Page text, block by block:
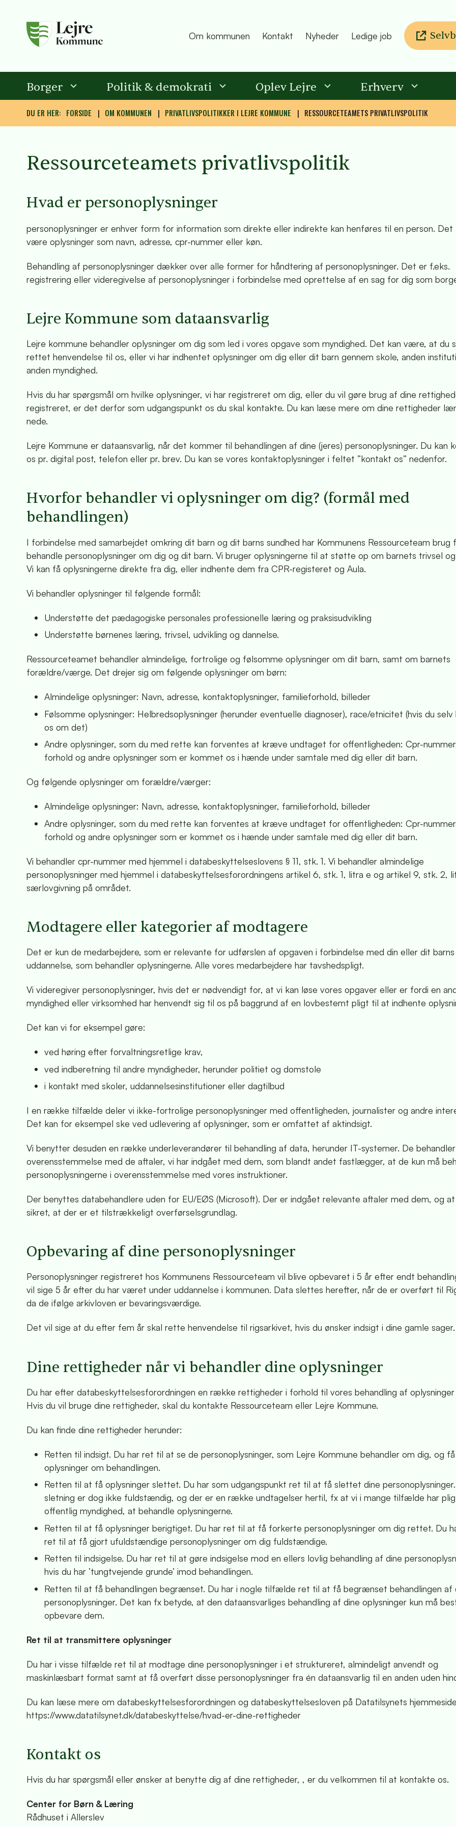
Om kommunen Kontakt Nyheder Ledige job
Borger Politik & demokrati Oplev Lejre Erhverv
DU ER HER: FORSIDE OM KOMMUNEN PRIVATLIVSPOLITIKKER I LEJRE KOMMUNE RESSOURCETEAMETS PRIVATLIVSPOLITIK
Ressourceteamets privatlivspolitik
Hvad er personoplysninger
personoplysninger er enhver form for information som direkte eller indirekte kan henføres til en person. Det
være oplysninger som navn, adresse, cpr-nummer eller køn.
Behandling af personoplysninger dækker over alle former for håndtering af personoplysninger. Det er f.eks.
registrering eller videregivelse af personoplysninger i forbindelse med oprettelse af en sag for dig som
Lejre Kommune som dataansvarlig
Lejre kommune behandler oplysninger om dig som led i vores opgave som myndighed. Det kan være, at du
rettet henvendelse til os, eller vi har indhentet oplysninger om dig eller dit barn gennem skole, anden
anden myndighed.
Hvis du har spørgsmål om hvilke oplysninger, vi har registreret om dig, eller du vil gøre brug af dine
registreret, er det derfor som udgangspunkt os du skal kontakte. Du kan læse mere om dine rettigheder
nede.
Lejre Kommune er dataansvarlig, når det kommer til behandlingen af dine (jeres) personoplysninger. Du kan
os pr. digital post, telefon eller pr. brev. Du kan se vores kontaktoplysninger i feltet ”kontakt os” nedenfor.
Hvorfor behandler vi oplysninger om dig? (formål med
behandlingen)
I forbindelse med samarbejdet omkring dit barn og dit barns sundhed har Kommunens Ressourceteam brug
behandle personoplysninger om dig og dit barn. Vi bruger oplysningerne til at støtte op om barnets trivsel
Vi kan få oplysningerne direkte fra dig, eller indhente dem fra CPR-registeret og Aula.
Vi behandler oplysninger til følgende formål:
Understøtte det pædagogiske personales professionelle læring og praksisudvikling
Understøtte børnenes læring, trivsel, udvikling og dannelse.
Ressourceteamet behandler almindelige, fortrolige og følsomme oplysninger om dit barn, samt om barnets
forældre/værge. Det drejer sig om følgende oplysninger om børn:
Almindelige oplysninger: Navn, adresse, kontaktoplysninger, familieforhold, billeder
Følsomme oplysninger: Helbredsoplysninger (herunder eventuelle diagnoser), race/etnicitet (hvis du selv
os om det)
Andre oplysninger, som du med rette kan forventes at kræve undtaget for offentligheden: Cpr-
forhold og andre oplysninger som er kommet os i hænde under samtale med dig eller dit barn.
Og følgende oplysninger om forældre/værger:
Almindelige oplysninger: Navn, adresse, kontaktoplysninger, familieforhold, billeder
Andre oplysninger, som du med rette kan forventes at kræve undtaget for offentligheden: Cpr-
forhold og andre oplysninger som er kommet os i hænde under samtale med dig eller dit barn.
Vi behandler cpr-nummer med hjemmel i databeskyttelseslovens § 11, stk. 1. Vi behandler almindelige
personoplysninger med hjemmel i databeskyttelsesforordningens artikel 6, stk. 1, litra e og artikel 9, stk. 2,
særlovgivning på området.
Modtagere eller kategorier af modtagere
Det er kun de medarbejdere, som er relevante for udførslen af opgaven i forbindelse med din eller dit barns
uddannelse, som behandler oplysningerne. Alle vores medarbejdere har tavshedspligt.
Vi videregiver personoplysninger, hvis det er nødvendigt for, at vi kan løse vores opgaver eller er fordi en
myndighed eller virksomhed har henvendt sig til os på baggrund af en lovbestemt pligt til at indhente
Det kan vi for eksempel gøre:
ved høring efter forvaltningsretlige krav,
ved indberetning til andre myndigheder, herunder politiet og domstole
i kontakt med skoler, uddannelsesinstitutioner eller dagtilbud
I en række tilfælde deler vi ikke-fortrolige personoplysninger med offentligheden, journalister og andre
Det kan for eksempel ske ved udlevering af oplysninger, som er omfattet af aktindsigt.
Vi benytter desuden en række underleverandører til behandling af data, herunder IT-systemer. De
overensstemmelse med de aftaler, vi har indgået med dem, som blandt andet fastlægger, at de kun må
personoplysningerne i overensstemmelse med vores instruktioner.
Der benyttes databehandlere uden for EU/EØS (Microsoft). Der er indgået relevante aftaler med dem, og
sikret, at der er et tilstrækkeligt overførselsgrundlag.
Opbevaring af dine personoplysninger
Personoplysninger registreret hos Kommunens Ressourceteam vil blive opbevaret i 5 år efter endt
vil sige 5 år efter du har været under uddannelse i kommunen. Data slettes herefter, når de er overført til
da de ifølge arkivloven er bevaringsværdige.
Det vil sige at du efter fem år skal rette henvendelse til rigsarkivet, hvis du ønsker indsigt i dine gamle sager.
Dine rettigheder når vi behandler dine oplysninger
Du har efter databeskyttelsesforordningen en række rettigheder i forhold til vores behandling af oplysninger
Hvis du vil bruge dine rettigheder, skal du kontakte Ressourceteam eller Lejre Kommune.
Du kan finde dine rettigheder herunder:
Retten til indsigt. Du har ret til at se de personoplysninger, som Lejre Kommune behandler om dig, og
oplysninger om behandlingen.
Retten til at få oplysninger slettet. Du har som udgangspunkt ret til at få slettet dine
sletning er dog ikke fuldstændig, og der er en række undtagelser hertil, fx at vi i mange tilfælde har
offentlig myndighed, at behandle oplysningerne.
Retten til at få oplysninger berigtiget. Du har ret til at få forkerte personoplysninger om dig rettet. Du
ret til at få gjort ufuldstændige personoplysninger om dig fuldstændige.
Retten til indsigelse. Du har ret til at gøre indsigelse mod en ellers lovlig behandling af dine
hvis du har ’tungtvejende grunde’ imod behandlingen.
Retten til at få behandlingen begrænset. Du har i nogle tilfælde ret til at få begrænset behandlingen af
personoplysninger. Det kan fx betyde, at den dataansvarliges behandling af dine oplysninger kun må
opbevare dem.
Ret til at transmittere oplysninger
Du har i visse tilfælde ret til at modtage dine personoplysninger i et struktureret, almindeligt anvendt og
maskinlæsbart format samt at få overført disse personoplysninger fra én dataansvarlig til en anden uden
Du kan læse mere om databeskyttelsesforordningen og databeskyttelsesloven på Datatilsynets
https://www.datatilsynet.dk/databeskyttelse/hvad-er-dine-rettigheder
Kontakt os
Hvis du har spørgsmål eller ønsker at benytte dig af dine rettigheder, , er du velkommen til at kontakte os.
Center for Børn & Læring
Rådhuset i Allerslev